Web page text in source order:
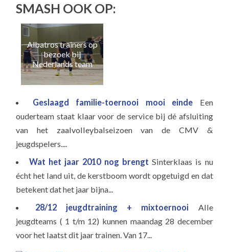
SMASH OOK OP:
Albatros trainers op
bezoek bij
Nederlands team
Geslaagd familie-toernooi mooi einde Een
ouderteam staat klaar voor de service bij dé afsluiting
van het zaalvolleybalseizoen van de CMV &
jeugdspelers....
Wat het jaar 2010 nog brengtSinterklaas is nu
écht het land uit, de kerstboom wordt opgetuigd en dat
betekent dat het jaar bijna...
28/12 jeugdtraining + mixtoernooi Alle
jeugdteams ( 1 t/m 12) kunnen maandag 28 december
voor het laatst dit jaar trainen. Van 17...